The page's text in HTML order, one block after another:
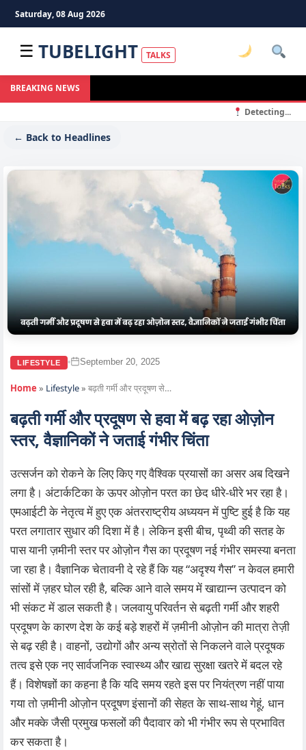
Saturday, 08 Aug 2026
☰ TUBELIGHT TALKS
BREAKING NEWS
Detecting...
← Back to Headlines
LIFESTYLE • September 20, 2025
Home » Lifestyle» बढ़ती गर्मी और प्रदूषण से…
बढ़ती गर्मी और प्रदूषण से हवा में बढ़ रहा ओज़ोन
स्तर, वैज्ञानिकों ने जताई गंभीर चिंता
उत्सर्जन को रोकने के लिए किए गए वैश्विक प्रयासों का असर अब दिखने
लगा है। अंटार्कटिका के ऊपर ओज़ोन परत का छेद धीरे-धीरे भर रहा है।
एमआईटी के नेतृत्व में हुए एक अंतरराष्ट्रीय अध्ययन में पुष्टि हुई है कि यह
परत लगातार सुधार की दिशा में है। लेकिन इसी बीच, पृथ्वी की सतह के
पास यानी ज़मीनी स्तर पर ओज़ोन गैस का प्रदूषण नई गंभीर समस्या बनता
जा रहा है। वैज्ञानिक चेतावनी दे रहे हैं कि यह “अदृश्य गैस” न केवल हमारी
सांसों में ज़हर घोल रही है, बल्कि आने वाले समय में खाद्यान्न उत्पादन को
भी संकट में डाल सकती है। जलवायु परिवर्तन से बढ़ती गर्मी और शहरी
प्रदूषण के कारण देश के कई बड़े शहरों में ज़मीनी ओज़ोन की मात्रा तेज़ी
से बढ़ रही है। वाहनों, उद्योगों और अन्य स्रोतों से निकलने वाले प्रदूषक
तत्व इसे एक नए सार्वजनिक स्वास्थ्य और खाद्य सुरक्षा खतरे में बदल रहे
हैं। विशेषज्ञों का कहना है कि यदि समय रहते इस पर नियंत्रण नहीं पाया
गया तो ज़मीनी ओज़ोन प्रदूषण इंसानों की सेहत के साथ-साथ गेहूं, धान
और मक्के जैसी प्रमुख फसलों की पैदावार को भी गंभीर रूप से प्रभावित
कर सकता है।